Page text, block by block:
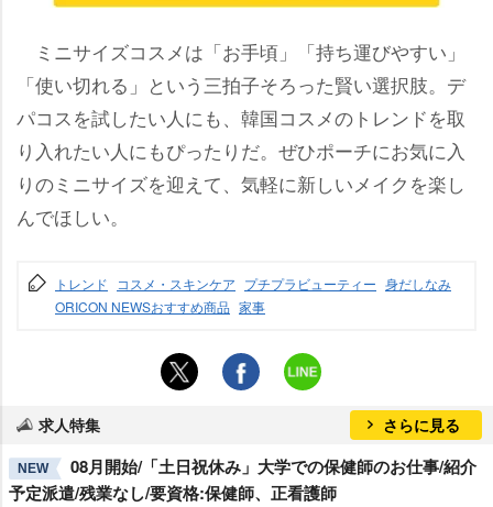
ミニサイズコスメは「お手頃」「持ち運びやすい」
「使い切れる」という三拍子そろった賢い選択肢。デ
パコスを試したい人にも、韓国コスメのトレンドを取
り入れたい人にもぴったりだ。ぜひポーチにお気に入
りのミニサイズを迎えて、気軽に新しいメイクを楽し
んでほしい。
トレンド コスメ・スキンケア プチプラビューティー 身だしなみ
ORICON NEWSおすすめ商品 家事
求人特集 さらに見る
NEW
08月開始/「土日祝休み」大学での保健師のお仕事/紹介
予定派遣/残業なし/要資格:保健師、正看護師